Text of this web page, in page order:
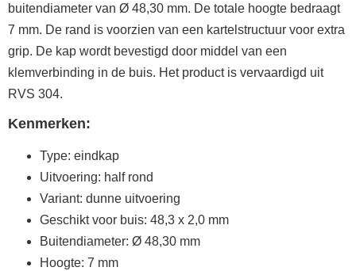
buitendiameter van Ø 48,30 mm. De totale hoogte bedraagt
7 mm. De rand is voorzien van een kartelstructuur voor extra
grip. De kap wordt bevestigd door middel van een
klemverbinding in de buis. Het product is vervaardigd uit
RVS 304.
Kenmerken:
Type: eindkap
Uitvoering: half rond
Variant: dunne uitvoering
Geschikt voor buis: 48,3 x 2,0 mm
Buitendiameter: Ø 48,30 mm
Hoogte: 7 mm